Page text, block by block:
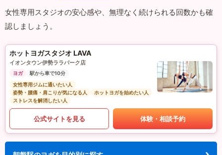
女性専用スタジオの安心感や、無理なく続けられる回数かも確
認しましょう。
ホットヨガスタジオ LAVA
イオンタウン伊勢ララパーク店
ヨガ
駅から車で10分
女性専用ジムに通いたい人
姿勢・腰痛・肩こりが気になる人
ホットヨガを始めたい人
ストレスを解消したい人
公式サイトを見る 体験・相談予約